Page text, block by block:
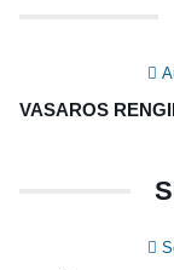
VASAROS